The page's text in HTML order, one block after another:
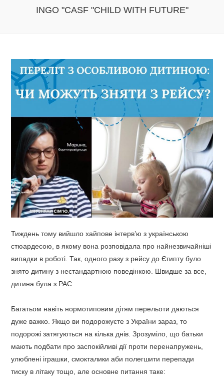
INGO "CASF "CHILD WITH FUTURE"
Тиждень тому вийшло хайпове інтерв’ю з українською
стюардесою, в якому вона розповідала про найнезвичайніші
випадки в роботі. Так, одного разу з рейсу до Єгипту було
знято дитину з нестандартною поведінкою. Швидше за все,
дитина була з РАС.
Багатьом навіть нормотиповим дітям перельоти даються
дуже важко. Якщо ви подорожуєте з України зараз, то
подорожі затягуються на кілька днів. Зрозуміло, що батьки
мають подбати про заспокійливі дії проти перенапружень,
улюблені іграшки, смокталики аби полегшити перепади
тиску в літаку тощо, але основне питання таке: